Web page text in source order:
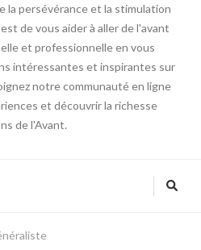
la persévérance et la stimulation
de vous aider à aller de l'avant
et professionnelle en vous
intéressantes et inspirantes sur
notre communauté en ligne
et découvrir la richesse
de l'Avant.